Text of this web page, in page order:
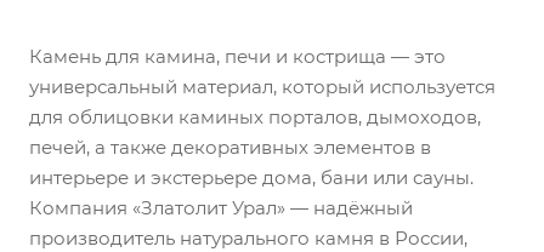
Камень для камина, печи и кострища — это
универсальный материал, который используется
для облицовки каминых порталов, дымоходов,
печей, а также декоративных элементов в
интерьере и экстерьере дома, бани или сауны.
Компания «Златолит Урал» — надёжный
производитель натурального камня в России,